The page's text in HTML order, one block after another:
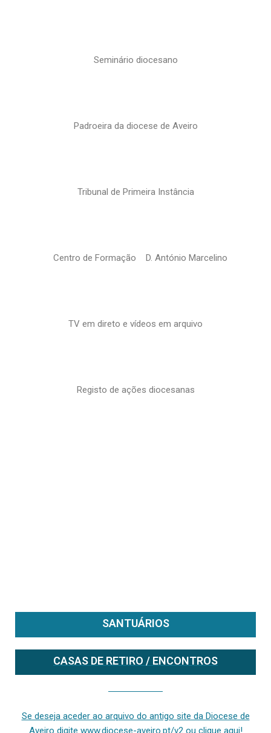
Seminário diocesano
Padroeira da diocese de Aveiro
Tribunal de Primeira Instância
Centro de Formação D. António Marcelino
TV em direto e vídeos em arquivo
Registo de ações diocesanas
SANTUÁRIOS
CASAS DE RETIRO / ENCONTROS
Se deseja aceder ao arquivo do antigo site da Diocese de
Aveiro digite www.diocese-aveiro.pt/v2 ou clique aqui!